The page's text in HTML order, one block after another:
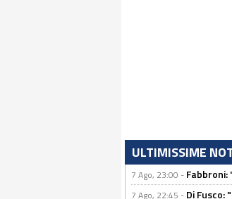
ULTIMISSIME
7 Ago, 23:00 -
7 Ago, 22:45 - Di Fusco: